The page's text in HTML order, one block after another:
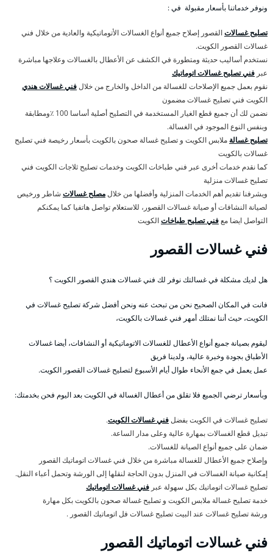
ونوفر خدماتنا بأسعار مقبولة في :
تصليح غسالاتالقصور إصلاح جميع أنواع الغسالات الأتوماتيكية والعادية من خلال فني
غسالات القصور الكويت.
نستخدم أساليب حديثة ومتطورة في الكشف عن الأعطال بالغسالات وعلاجها مباشرة
عبر فني تصليح غسالات اتوماتيك
نقوم بعمل جميع الإصلاحات للغسالة من الداخل والخارج من خلالفني غسالات هندي
الكويت فني تصليح غسالات مضمون
نضمن لك أن جميع قطع الغيار المستخدمة في التصليح أصلية أساسا 100 ٪ومطابقة
وبنفس النوع الموجود في الغسالة.
تصليح غسالة ملابس الكويت و تصليح غسالة صحون بالكويت بأسعار رخيصة فني تصليح
غسالات بالكويت
كما نقدم خدمات أخرى عبر فني طباخات الكويت وخدمات تصليح ثلاجات الكويت فني
تصليح غسالات منزلية
ويشرفنا تقديم أهم الخدمات المنزلية وأفضلها من خلالمصلح غسالات شاطر ورخيص
لصيانة النشافات أو صيانة غسالات القصور، للاستعلام تواصل هاتفيا كما يمكنكم
التواصل ايضا معفني تصليح طباخاتالكويت
فني غسالات القصور
هل لديك مشكلة في غسالتك نوفر لك فني غسالات هندي القصور الكويت ؟
فانت في المكان الصحيح نحن من تبحث عنه ونحن أفضل شركة تصليح غسالات في
الكويت، حيث أننا نمتلك أمهر فني غسالات بالكويت،
ليقوم بصيانة جميع أنواع الأعطال للغسالات الاتوماتيكية أو النشافات، أيضا غسالات
الأطباق بجودة وخبرة عالية، ولدينا فريق
عمل يعمل في جمع الأنحاء طوال أيام الأسبوع لتصليح غسالات القصور الكويت.
وبأسعار ترضي الجميع فلا تقلق من أعطال الغسالة في الكويت بعد اليوم فحن بخدمتك:
تصليح غسالات في الكويت بفضلفني غسالات الكويت.
تبديل قطع الغسالات بمهارة عالية وعلى مدار الساعة.
ضمان على جميع أنواع الصيانة للغسالات.
وإصلاح جميع الأعطال للغسالة مباشرة من خلال فني غسالات اتوماتيك القصور
إمكانية صيانة الغسالات في المنزل بدون الحاجة لنقلها إلى الورشة وتحمل أعباء النقل.
تصليح غسالات اتوماتيك بكل سهولة عبر فني غسالات اتوماتيك
خدمة تصليح غسالة ملابس الكويت و تصليح غسالة صحون بالكويت بكل مهارة
ورشة تصليح غسالات عند البيت تصليح غسالات فل اتوماتيك القصور .
فني غسالات اتوماتيك القصور